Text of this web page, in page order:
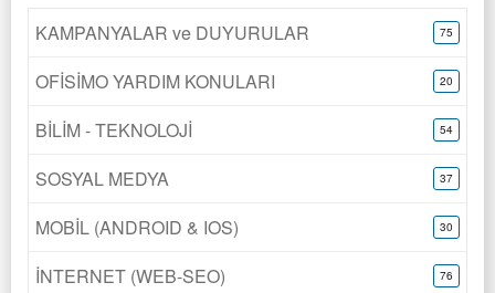
KAMPANYALAR ve DUYURULAR 75
OFİSİMO YARDIM KONULARI 20
BİLİM - TEKNOLOJİ 54
SOSYAL MEDYA 37
MOBİL (ANDROID & IOS) 30
İNTERNET (WEB-SEO) 76